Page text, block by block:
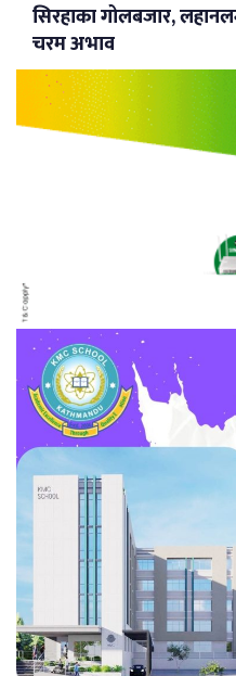
सिरहाका गोलबजार,
चरम अभाव